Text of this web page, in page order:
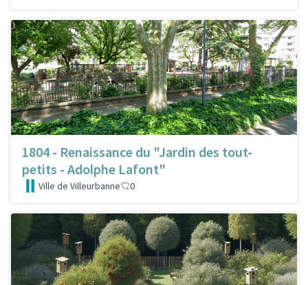
1804 - Renaissance du "Jardin des tout-
petits - Adolphe Lafont"
Ville de Villeurbanne 0